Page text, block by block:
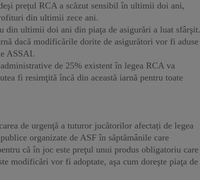
preţul RCA a scăzut sensibil în ultimii doi ani,
din ultimii zece ani.
din ultimii doi ani din piaţa de asigurări a luat sfârşit.
dacă modificările dorite de asigurători vor fi aduse
ASSAI.
de 25% existent în legea RCA va
fi resimţită încă din această iarnă pentru toate
de urgenţă a tuturor jucătorilor afectați de legea
organizate de ASF în săptămânile care
că în joc este preţul unui produs obligatoriu care
modificări vor fi adoptate, aşa cum doreşte piaţa de